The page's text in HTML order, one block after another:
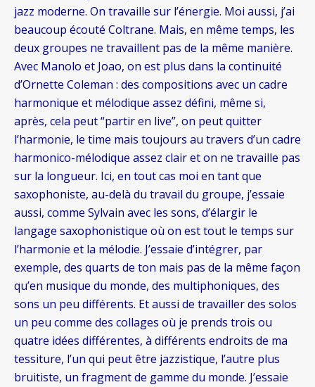
jazz moderne. On travaille sur l’énergie. Moi aussi, j’ai
beaucoup écouté Coltrane. Mais, en même temps, les
deux groupes ne travaillent pas de la même manière.
Avec Manolo et Joao, on est plus dans la continuité
d’Ornette Coleman : des compositions avec un cadre
harmonique et mélodique assez défini, même si,
après, cela peut “partir en live”, on peut quitter
l’harmonie, le time mais toujours au travers d’un cadre
harmonico-mélodique assez clair et on ne travaille pas
sur la longueur. Ici, en tout cas moi en tant que
saxophoniste, au-delà du travail du groupe, j’essaie
aussi, comme Sylvain avec les sons, d’élargir le
langage saxophonistique où on est tout le temps sur
l’harmonie et la mélodie. J’essaie d’intégrer, par
exemple, des quarts de ton mais pas de la même façon
qu’en musique du monde, des multiphoniques, des
sons un peu différents. Et aussi de travailler des solos
un peu comme des collages où je prends trois ou
quatre idées différentes, à différents endroits de ma
tessiture, l’un qui peut être jazzistique, l’autre plus
bruitiste, un fragment de gamme du monde. J’essaie